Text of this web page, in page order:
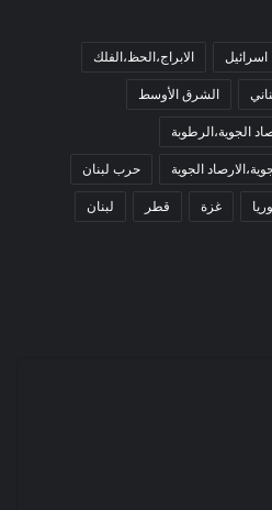
اسرائيل الابراج،الحظ،الفلك
الشرق الأوسط
الجوية،الرطوبة
الجوية حرب لبنان
غزة قطر لبنان